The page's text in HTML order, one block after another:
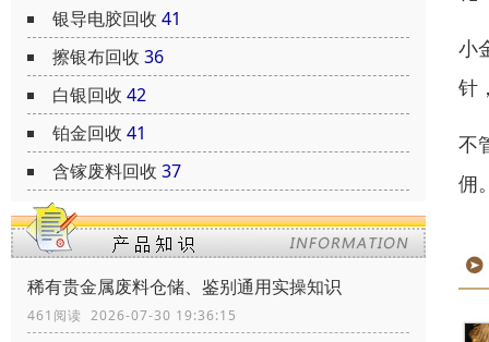
银导电胶回收 41
擦银布回收 36
白银回收 42
铂金回收 41
含镓废料回收 37
稀有贵金属废料仓储、鉴别通用实操知识
461阅读 2026-07-30 19:36:15
小
针
不
佣